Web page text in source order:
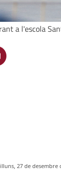
a l'escola
27 de desembre